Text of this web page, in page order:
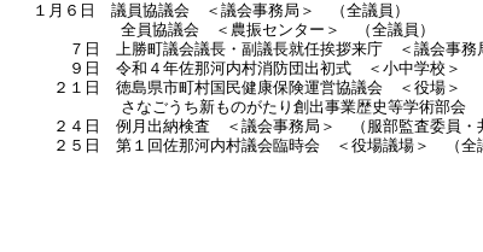
１月６日 議員協議会 ＜議会事務局＞ （全議員）
全員協議会 ＜農振センター＞ （全議員）
７日 上勝町議会議長・副議長就任挨拶来庁 ＜議会事務局
９日 令和４年佐那河内村消防団出初式 ＜小中学校＞ （
２１日 徳島県市町村国民健康保険運営協議会 ＜役場＞ （
さなごうち新ものがたり創出事業歴史等学術部会 ＜農
２４日 例月出納検査 ＜議会事務局＞ （服部監査委員・井
２５日 第１回佐那河内村議会臨時会 ＜役場議場＞ （全議